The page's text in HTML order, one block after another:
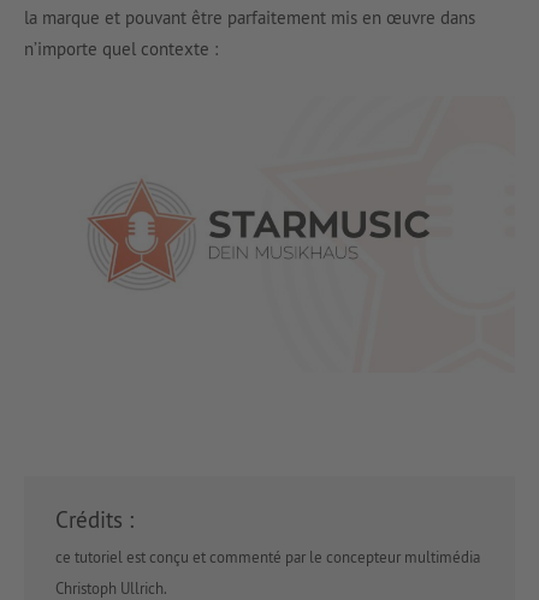
la marque et pouvant être parfaitement mis en œuvre dans
n’importe quel contexte :
Crédits :
ce tutoriel est conçu et commenté par le concepteur multimédia
Christoph Ullrich.